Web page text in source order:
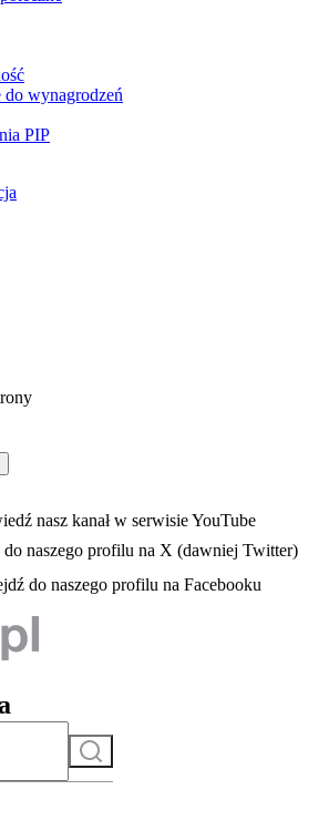
wynagrodzeń
PIP
się w nowej karcie
otwiera się w nowej karcie
nasz kanał w serwisie YouTube
karcie
do naszego profilu na X (dawniej Twitter)
- otwiera się w nowej karcie
do naszego profilu na Facebooku
Szukaj
do serwisu